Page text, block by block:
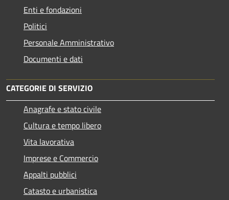
Enti e fondazioni
Politici
Personale Amministrativo
Documenti e dati
CATEGORIE DI SERVIZIO
Anagrafe e stato civile
Cultura e tempo libero
Vita lavorativa
Imprese e Commercio
Appalti pubblici
Catasto e urbanistica